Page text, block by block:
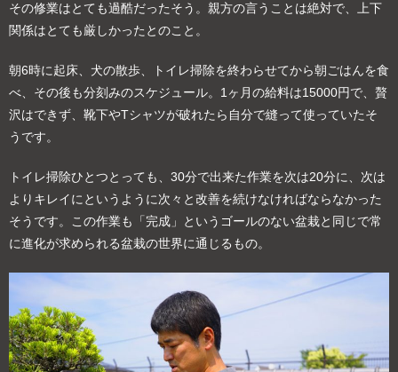
その修業はとても過酷だったそう。親方の言うことは絶対で、上下
関係はとても厳しかったとのこと。
朝6時に起床、犬の散歩、トイレ掃除を終わらせてから朝ごはんを食
べ、その後も分刻みのスケジュール。1ヶ月の給料は15000円で、贅
沢はできず、靴下やTシャツが破れたら自分で縫って使っていたそ
うです。
トイレ掃除ひとつとっても、30分で出来た作業を次は20分に、次は
よりキレイにというように次々と改善を続けなければならなかった
そうです。この作業も「完成」というゴールのない盆栽と同じで常
に進化が求められる盆栽の世界に通じるもの。